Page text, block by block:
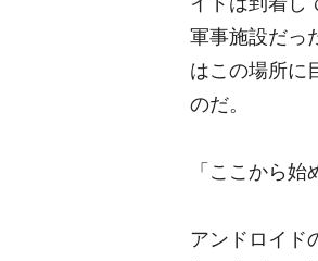
軍事施設だっ
はこの場所に
のだ。
「ここから
アンドロイド